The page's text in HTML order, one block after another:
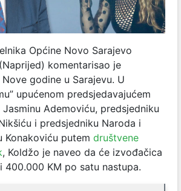
Općine Novo Sarajevo
komentarisao je
godine u Sarajevu. U
upućenom predsjedavajućem
Ademoviću, predsjedniku
i predsjedniku Naroda i
Konakoviću putem društvene
, Koldžo je naveo da će izvođačica
400.000 KM po satu nastupa.